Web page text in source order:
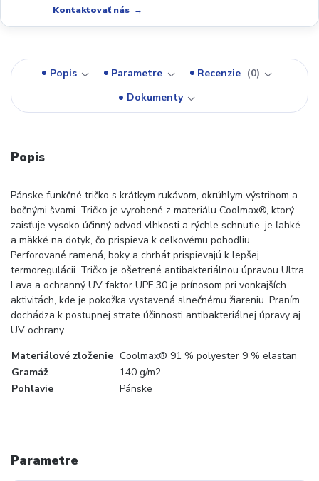
Kontaktovať nás
Popis Parametre Recenzie
0
Dokumenty
Popis
Pánske funkčné tričko s krátkym rukávom, okrúhlym výstrihom a
bočnými švami. Tričko je vyrobené z materiálu Coolmax®, ktorý
zaisťuje vysoko účinný odvod vlhkosti a rýchle schnutie, je ľahké
a mäkké na dotyk, čo prispieva k celkovému pohodliu.
Perforované ramená, boky a chrbát prispievajú k lepšej
termoregulácii. Tričko je ošetrené antibakteriálnou úpravou Ultra
Lava a ochranný UV faktor UPF 30 je prínosom pri vonkajších
aktivitách, kde je pokožka vystavená slnečnému žiareniu. Praním
dochádza k postupnej strate účinnosti antibakteriálnej úpravy aj
UV ochrany.
Materiálové zloženie Coolmax® 91 % polyester 9 % elastan
Gramáž
140 g/m2
Pohlavie
Pánske
Parametre